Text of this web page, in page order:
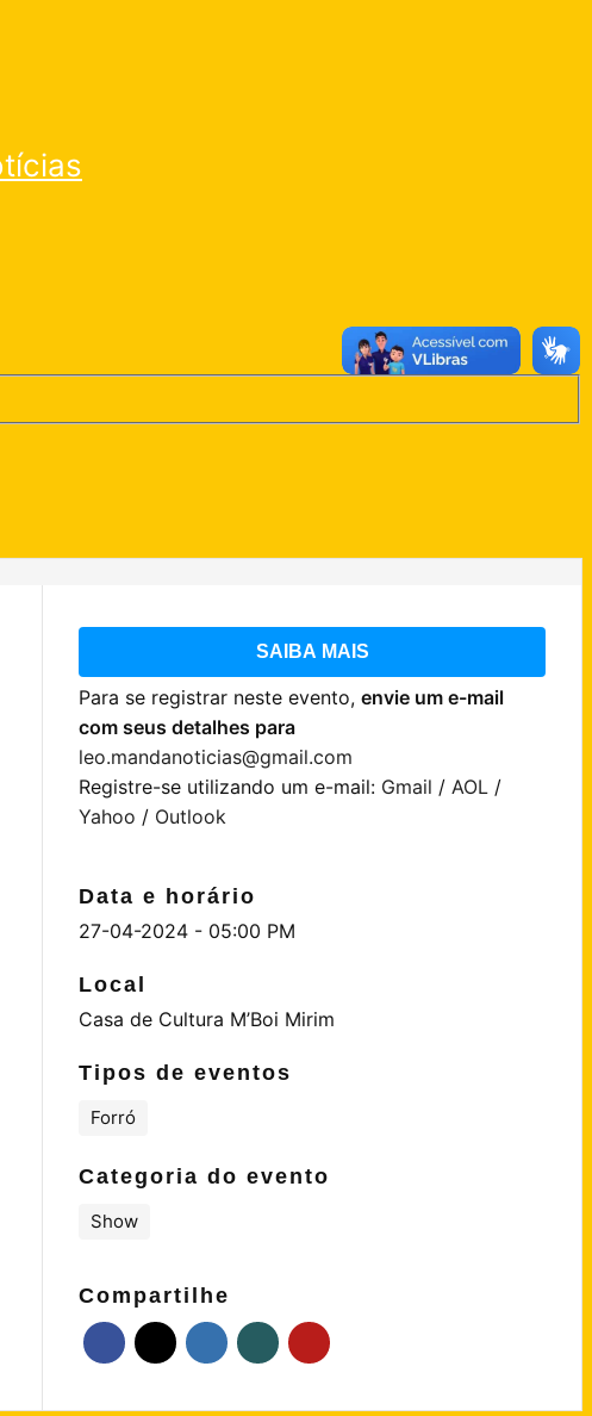
SAIBA MAIS
Para se registrar neste evento, envie um e-mail
com seus detalhes para
leo.mandanoticias@gmail.com
Registre-se utilizando um e-mail: Gmail / AOL /
Yahoo / Outlook
Data e horário
27-04-2024 - 05:00 PM
Local
Casa de Cultura M’Boi Mirim
Tipos de eventos
Forró
Categoria do evento
Show
Compartilhe